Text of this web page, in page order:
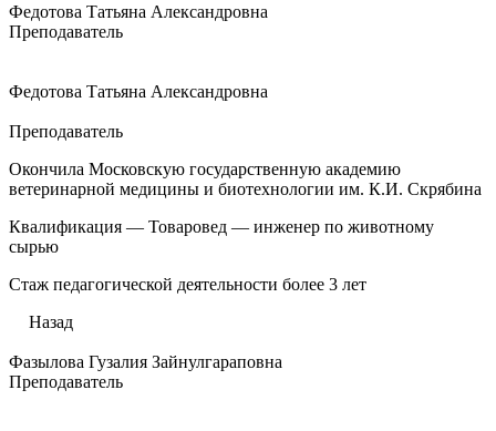
Федотова Татьяна Александровна
Преподаватель
Федотова Татьяна Александровна
Преподаватель
Окончила Московскую государственную академию
ветеринарной медицины и биотехнологии им. К.И. Скрябина
Квалификация — Товаровед — инженер по животному
сырью
Стаж педагогической деятельности более 3 лет
Назад
Фазылова Гузалия Зайнулгараповна
Преподаватель